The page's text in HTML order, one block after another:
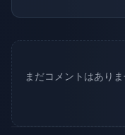
まだコメントはあり